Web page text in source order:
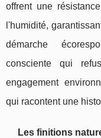
offrent une
l'humidité,
démarche
consciente qui
engagement
qui racontent une
Les finitions